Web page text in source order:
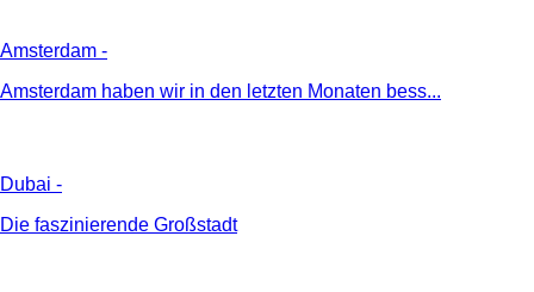
Amsterdam -
Amsterdam haben wir in den letzten Monaten bess...
Dubai -
Die faszinierende Großstadt